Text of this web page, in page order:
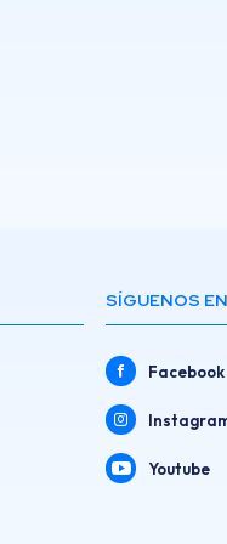
SÍGUENOS
Facebook
Youtube